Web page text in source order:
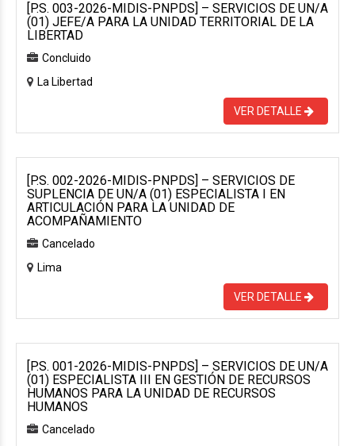
[P.S. 003-2026-MIDIS-PNPDS] – SERVICIOS DE UN/A
(01) JEFE/A PARA LA UNIDAD TERRITORIAL DE LA
LIBERTAD
Concluido
La Libertad
VER DETALLE
[P.S. 002-2026-MIDIS-PNPDS] – SERVICIOS DE
SUPLENCIA DE UN/A (01) ESPECIALISTA I EN
ARTICULACIÓN PARA LA UNIDAD DE
ACOMPAÑAMIENTO
Cancelado
Lima
VER DETALLE
[P.S. 001-2026-MIDIS-PNPDS] – SERVICIOS DE UN/A
(01) ESPECIALISTA III EN GESTIÓN DE RECURSOS
HUMANOS PARA LA UNIDAD DE RECURSOS
HUMANOS
Cancelado